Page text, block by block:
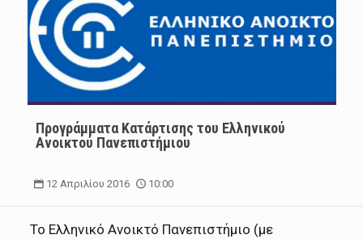
Προγράμματα Κατάρτισης του Ελληνικού
Ανοικτού Πανεπιστήμιου
12 Απριλίου 2016 10:00
Το Ελληνικό Ανοικτό Πανεπιστήμιο (με